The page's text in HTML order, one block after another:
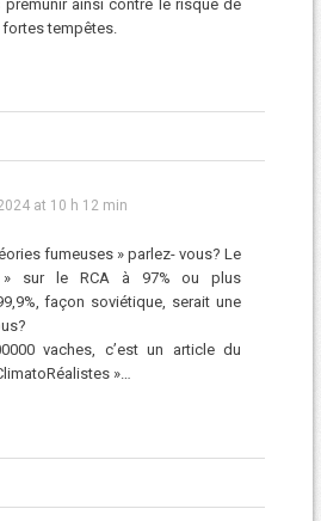
prémunir ainsi contre le risque de
tempêtes.
at 10 h 12 min
fumeuses » parlez- vous? Le
» sur le RCA à 97% ou plus
façon soviétique, serait une
vaches, c’est un article du
»…